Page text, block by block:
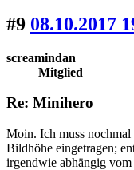
#9 08.10.2017
screamindan
Mitglied
Re: Minihero
Moin. Ich muss
Bildhöhe eingetragen;
irgendwie abhängig